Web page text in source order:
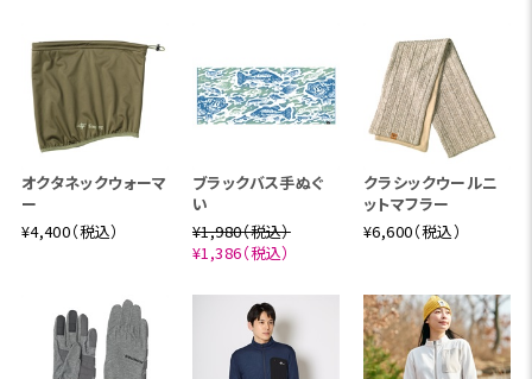
オクタネックウォーマ
ー
¥4,400（税込）
ブラックバス手ぬぐ
い
¥1,980（税込）
¥1,386（税込）
クラシックウールニ
ットマフラー
¥6,600（税込）